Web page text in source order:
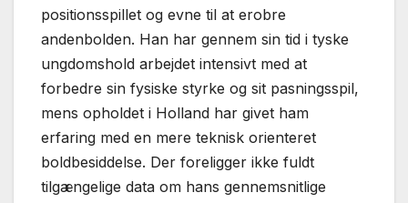
positionsspillet og evne til at erobre
andenbolden. Han har gennem sin tid i tyske
ungdomshold arbejdet intensivt med at
forbedre sin fysiske styrke og sit pasningsspil,
mens opholdet i Holland har givet ham
erfaring med en mere teknisk orienteret
boldbesiddelse. Der foreligger ikke fuldt
tilgængelige data om hans gennemsnitlige